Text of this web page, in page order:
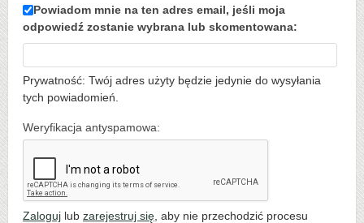
Powiadom mnie na ten adres email, jeśli moja
odpowiedź zostanie wybrana lub skomentowana:
Prywatność: Twój adres użyty będzie jedynie do wysyłania
tych powiadomień.
Weryfikacja antyspamowa:
Zaloguj lub zarejestruj się , aby nie przechodzić procesu